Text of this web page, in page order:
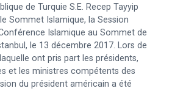
de Turquie S.E. Recep Tayyip
Sommet Islamique, la Session
Islamique au Sommet de
le 13 décembre 2017. Lors de
ont pris part les présidents,
et les ministres compétents des
du président américain a été